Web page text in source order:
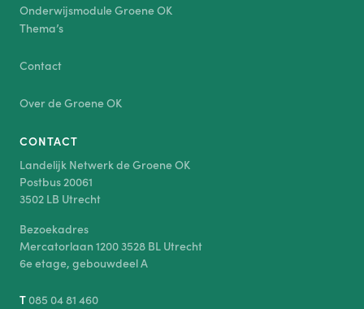
Onderwijsmodule Groene OK
Thema’s
Contact
Over de Groene OK
CONTACT
Landelijk Netwerk de Groene OK
Postbus 20061
3502 LB Utrecht
Bezoekadres
Mercatorlaan 1200 3528 BL Utrecht
6e etage, gebouwdeel A
T085 04 81 460